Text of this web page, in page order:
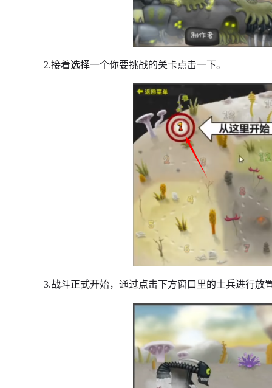
2.接着选择一个你要挑战的关卡点击一下。
3.战斗正式开始，通过点击下方窗口里的士兵进行放